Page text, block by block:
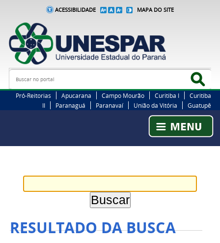
ACESSIBILIDADE MAPA DO SITE
Busca
Pró-Reitorias Apucarana Campo Mourão Curitiba I
Curitiba
II
Paranaguá Paranavaí União da Vitória Guatupê
RESULTADO DA BUSCA